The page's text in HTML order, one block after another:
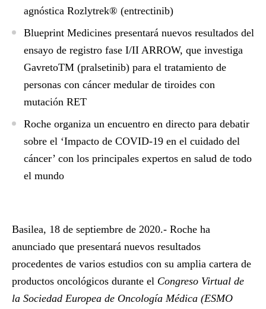
agnóstica Rozlytrek® (entrectinib)
Blueprint Medicines presentará nuevos resultados del
ensayo de registro fase I/II ARROW, que investiga
GavretoTM (pralsetinib) para el tratamiento de
personas con cáncer medular de tiroides con
mutación RET
Roche organiza un encuentro en directo para debatir
sobre el ‘Impacto de COVID-19 en el cuidado del
cáncer’ con los principales expertos en salud de todo
el mundo
Basilea, 18 de septiembre de 2020.- Roche ha
anunciado que presentará nuevos resultados
procedentes de varios estudios con su amplia cartera de
productos oncológicos durante el Congreso Virtual de
la Sociedad Europea de Oncología Médica (ESMO